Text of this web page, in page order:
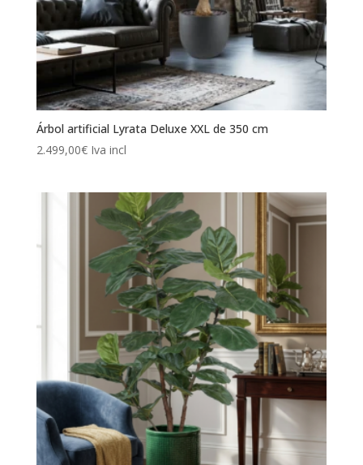
Árbol artificial Lyrata Deluxe XXL de 350 cm
2.499,00€ Iva incl